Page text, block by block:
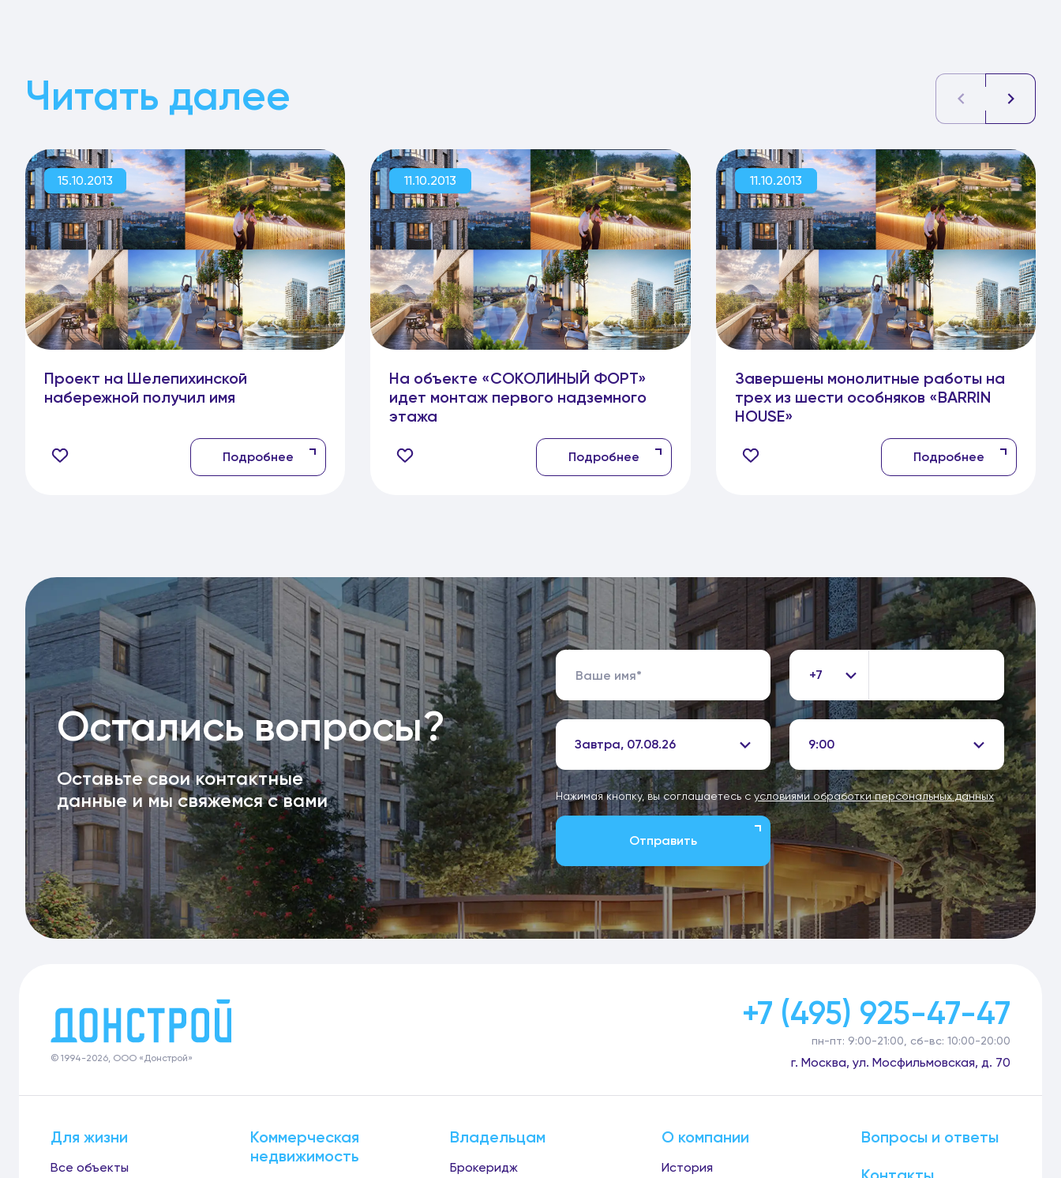
Читать далее
15.10.2013
Проект на Шелепихинской
набережной получил имя
Подробнее
11.10.2013
На объекте «СОКОЛИНЫЙ ФОРТ»
идет монтаж первого надземного
этажа
Подробнее
11.10.2013
Завершены монолитные работы на
трех из шести особняков «BARRIN
HOUSE»
Подробнее
Остались вопросы?
Оставьте свои контактные
данные и мы свяжемся с вами
+7
Завтра, 07.08.26 9:00
Нажимая кнопку, вы соглашаетесь с условиями обработки персональных данных
Отправить
© 1994-2026, ООО «Донстрой»
+7 (495) 925-47-47
пн-пт: 9:00-21:00, сб-вс: 10:00-20:00
г. Москва, ул. Мосфильмовская, д. 70
Для жизни
Все объекты
Коммерческая
недвижимость
Владельцам
Брокеридж
О компании
История
Вопросы и ответы